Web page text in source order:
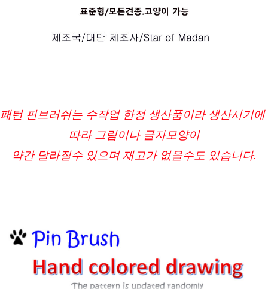
패턴 핀브러쉬는 수작업 한정 생산품이라 생산시기에
따라 그림이나 글자모양이
약간 달라질수 있으며 재고가 없을수도 있습니다.